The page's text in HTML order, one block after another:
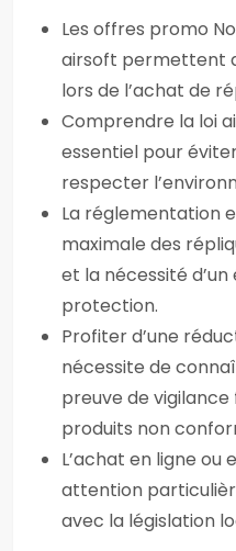
Les offres promo
airsoft permettent
lors de l’achat de
Comprendre la loi
essentiel pour
respecter
La réglementation
maximale des
et la nécessité
protection.
Profiter d’une
nécessite de
preuve de
produits non
L’achat en ligne ou
attention
avec la législation